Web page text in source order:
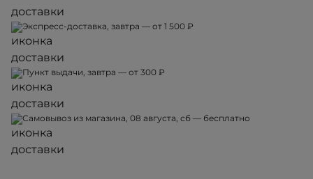
Экспресс-доставка, завтра — от 1 500 ₽
Пункт выдачи, завтра — от 300 ₽
Самовывоз из магазина, 08 августа, сб — бесплатно